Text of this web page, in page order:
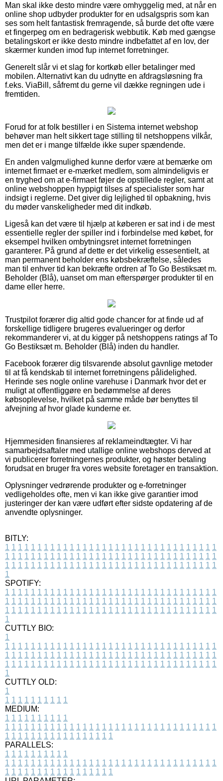
Man skal ikke desto mindre være omhyggelig med, at når en
online shop udbyder produkter for en udsalgspris som kan
ses som helt fantastisk fremragende, så burde det ofte være
et fingerpeg om en bedragerisk webbutik. Køb med gængse
betalingskort er ikke desto mindre indbefattet af en lov, der
skærmer kunden imod fup internet forretninger.
Generelt slår vi et slag for kortkøb eller betalinger med
mobilen. Alternativt kan du udnytte en afdragsløsning fra
f.eks. ViaBill, såfremt du gerne vil dække regningen ude i
fremtiden.
Forud for at folk bestiller i en Sistema internet webshop
behøver man helt sikkert tage stilling til netshoppens vilkår,
men det er i mange tilfælde ikke super spændende.
En anden valgmulighed kunne derfor være at bemærke om
internet firmaet er e-mærket medlem, som almindeligvis er
en tryghed om at e-firmaet føjer de opstillede regler, samt at
online webshoppen hyppigt tilses af specialister som har
indsigt i reglerne. Det giver dig lejlighed til opbakning, hvis
du møder vanskeligheder med dit indkøb.
Ligeså kan det være til hjælp at køberen er sat ind i de mest
essentielle regler der spiller ind i forbindelse med købet, for
eksempel hvilken ombytningsret internet forretningen
garanterer. På grund af dette er det virkelig essesentielt, at
man permanent beholder ens købsbekræftelse, således
man til enhver tid kan bekræfte ordren af To Go Bestiksæt m.
Beholder (Blå), uanset om man efterspørger produkter til en
dame eller herre.
Trustpilot forærer dig altid gode chancer for at finde ud af
forskellige tidligere brugeres evalueringer og derfor
rekommanderer vi, at du kigger på netshoppens ratings af To
Go Bestiksæt m. Beholder (Blå) inden du handler.
Facebook forærer dig tilsvarende absolut gavnlige metoder
til at få kendskab til internet forretningens pålidelighed.
Herinde ses nogle online varehuse i Danmark hvor det er
muligt at offentliggøre en bedømmelse af deres
købsoplevelse, hvilket på samme måde bør benyttes til
afvejning af hvor glade kunderne er.
Hjemmesiden finansieres af reklameindtægter. Vi har
samarbejdsaftaler med utallige online webshops derved at
vi publicerer forretningernes produkter, og høster betaling
forudsat en bruger fra vores website foretager en transaktion.
Oplysninger vedrørende produkter og e-forretninger
vedligeholdes ofte, men vi kan ikke give garantier imod
justeringer der kan være udført efter sidste opdatering af de
anvendte oplysninger.
BITLY:
1 1 1 1 1 1 1 1 1 1 1 1 1 1 1 1 1 1 1 1 1 1 1 1 1 1 1 1 1 1 1 1 1
1 1 1 1 1 1 1 1 1 1 1 1 1 1 1 1 1 1 1 1 1 1 1 1 1 1 1 1 1 1 1 1 1
1 1 1 1 1 1 1 1 1 1 1 1 1 1 1 1 1 1 1 1 1 1 1 1 1 1 1 1 1 1 1 1 1
1
SPOTIFY:
1 1 1 1 1 1 1 1 1 1 1 1 1 1 1 1 1 1 1 1 1 1 1 1 1 1 1 1 1 1 1 1 1
1 1 1 1 1 1 1 1 1 1 1 1 1 1 1 1 1 1 1 1 1 1 1 1 1 1 1 1 1 1 1 1 1
1 1 1 1 1 1 1 1 1 1 1 1 1 1 1 1 1 1 1 1 1 1 1 1 1 1 1 1 1 1 1 1 1
1
CUTTLY BIO:
1
1 1 1 1 1 1 1 1 1 1 1 1 1 1 1 1 1 1 1 1 1 1 1 1 1 1 1 1 1 1 1 1 1
1 1 1 1 1 1 1 1 1 1 1 1 1 1 1 1 1 1 1 1 1 1 1 1 1 1 1 1 1 1 1 1 1
1 1 1 1 1 1 1 1 1 1 1 1 1 1 1 1 1 1 1 1 1 1 1 1 1 1 1 1 1 1 1 1 1
1
CUTTLY OLD:
1
1 1 1 1 1 1 1 1 1 1
MEDIUM:
1 1 1 1 1 1 1 1 1 1
1 1 1 1 1 1 1 1 1 1 1 1 1 1 1 1 1 1 1 1 1 1 1 1 1 1 1 1 1 1 1 1 1
1 1 1 1 1 1 1 1 1 1 1 1 1 1 1 1 1
PARALLELS:
1 1 1 1 1 1 1 1 1 1
1 1 1 1 1 1 1 1 1 1 1 1 1 1 1 1 1 1 1 1 1 1 1 1 1 1 1 1 1 1 1 1 1
1 1 1 1 1 1 1 1 1 1 1 1 1 1 1 1 1